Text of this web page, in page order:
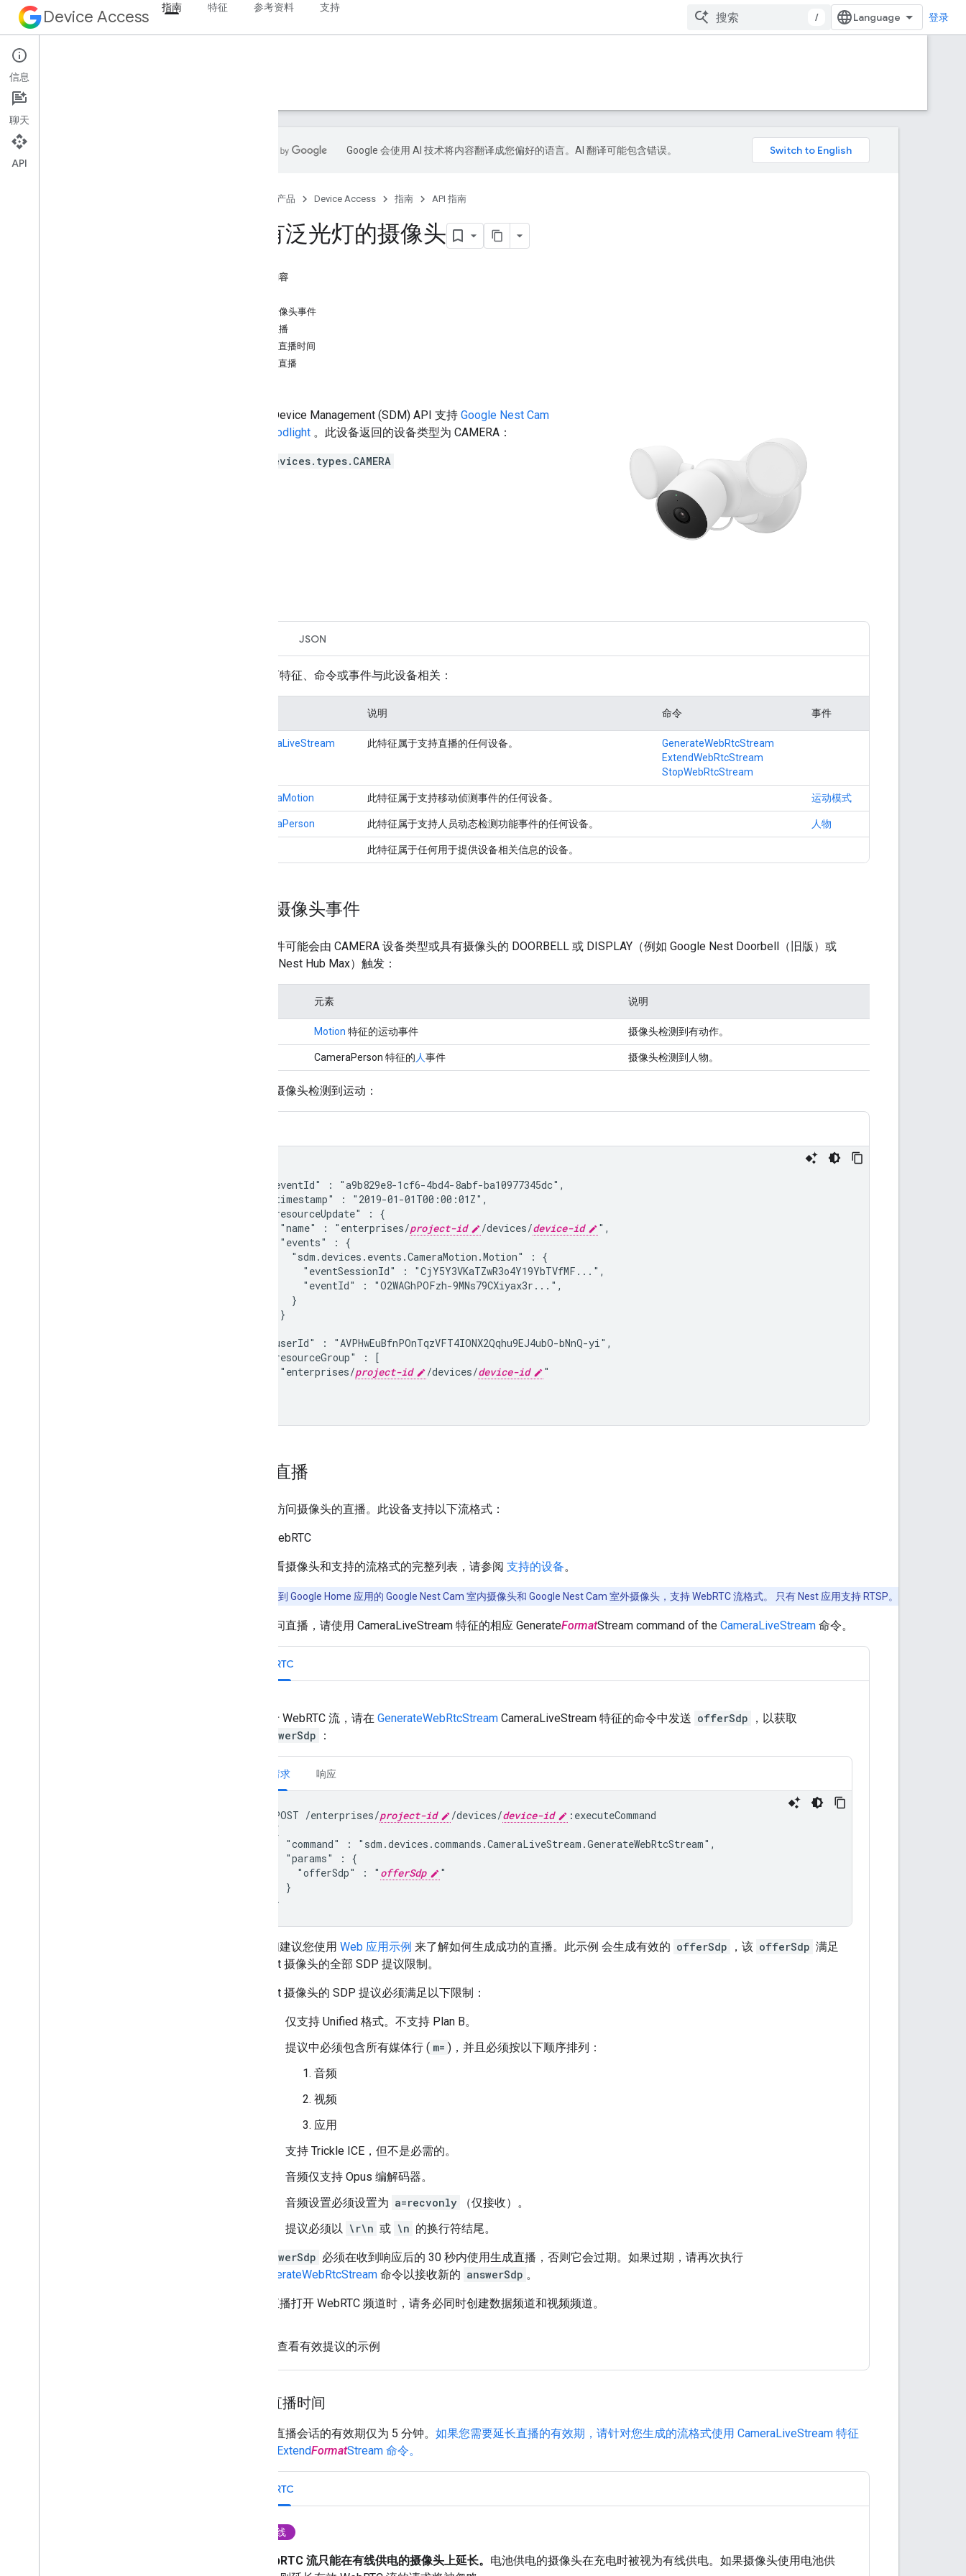
Device Access 指南 特征 参考资料 支持
/ 登录
指南
开始使用
Google 会使用 AI 技术将内容翻译成您偏好的语言。AI 翻译可能包含错误。
产品 Device Access 指南 API 指南
配有泛光灯的摄像头
本页内容
处理摄像头事件
访问直播
延长直播时间
停止直播
Smart Device Management (SDM) API 支持 Google Nest Cam
with floodlight 。此设备返回的设备类型为 CAMERA：
sdm.devices.types.CAMERA
JSON
以下特征、命令或事件与此设备相关：
说明 命令 事件
CameraLiveStream 此特征属于支持直播的任何设备。
GenerateWebRtcStream
ExtendWebRtcStream
StopWebRtcStream
CameraMotion 此特征属于支持移动侦测事件的任何设备。 运动模式
CameraPerson 此特征属于支持人员动态检测功能事件的任何设备。 人物
此特征属于任何用于提供设备相关信息的设备。
处理摄像头事件
以下事件可能会由 CAMERA 设备类型或具有摄像头的 DOORBELL 或 DISPLAY（例如 Google Nest Doorbell（旧版）或
Google Nest Hub Max）触发：
元素 说明
Motion 特征的运动事件 摄像头检测到有动作。
CameraPerson 特征的人事件 摄像头检测到人物。
例如，摄像头检测到运动：
  "eventId" : "a9b829e8-1cf6-4bd4-8abf-ba10977345dc",
  "timestamp" : "2019-01-01T00:00:01Z",
  "resourceUpdate" : {
    "name" : "enterprises/
project-id /devices/device-id
",
    "events" : {
      "
sdm.devices.events.CameraMotion.Motion" : {
        "eventSessionId" : "CjY5Y3VKaTZwR3o4Y19YbTVfMF...",
        "eventId" : "O2WAGhPOFzh-9MNs79CXiyax3r...",
      }
    }
  "userId" : "AVPHwEuBfnPOnTqzVFT4IONX2Qqhu9EJ4ubO-bNnQ-yi",
  "resourceGroup" : [
    "enterprises/
project-id /devices/device-id
"
访问直播
您可以访问摄像头的直播。此设备支持以下流格式：
WebRTC
如需查看摄像头和支持的流格式的完整列表，请参阅 支持的设备。
对于已迁移到 Google Home 应用的 Google Nest Cam 室内摄像头和 Google Nest Cam 室外摄像头，支持 WebRTC 流格式。 只有 Nest 应用支持 RTSP。
如需访问直播，请使用 CameraLiveStream 特征的相应 GenerateFormatStream command of the CameraLiveStream 命令。
WebRTC
对于 WebRTC 流，请在 GenerateWebRtcStream CameraLiveStream 特征的命令中发送 offerSdp
，以获取
answerSdp
：
请求 响应
POST /enterprises/project-id /devices/device-id
:executeCommand
{
  "command" : "
sdm.devices.commands.CameraLiveStream.GenerateWebRtcStream",
  "params" : {
    "offerSdp" : "
offerSdp
"
  }
我们建议您使用 Web 应用示例 来了解如何生成成功的直播。此示例 会生成有效的 offerSdp ，该 offerSdp 满足
Nest 摄像头的全部 SDP 提议限制。
Nest 摄像头的 SDP 提议必须满足以下限制：
仅支持 Unified 格式。不支持 Plan B。
提议中必须包含所有媒体行 ( m= )，并且必须按以下顺序排列：
音频
视频
应用
支持 Trickle ICE，但不是必需的。
音频仅支持 Opus 编解码器。
音频设置必须设置为 a=recvonly
（仅接收）。
提议必须以 \r\n 或 \n 的换行符结尾。
answerSdp 必须在收到响应后的 30 秒内使用生成直播，否则它会过期。如果过期，请再次执行
GenerateWebRtcStream 命令以接收新的 answerSdp 。
为直播打开 WebRTC 频道时，请务必同时创建数据频道和视频频道。
查看有效提议的示例
延长直播时间
摄像头直播会话的有效期仅为 5 分钟。 如果您需要延长直播的有效期，请针对您生成的流格式使用 CameraLiveStream 特征
的相应 ExtendFormatStream 命令。
WebRTC
有线
WebRTC 流只能在有线供电的摄像头上延长。 电池供电的摄像头在充电时被视为有线供电。如果摄像头使用电池供
信息
聊天
API